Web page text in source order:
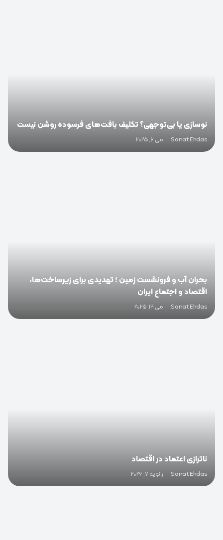
نوسازی یا بی‌توجهی؟ تکلیف بافت‌های فرسوده روشن نیست
Sanat Ehdas
· می 6, 2025
بحران آب و فرونشست زمین ؛ تهدیدی برای زیرساخت‌ها،
اقتصاد و اجتماع ایران
Sanat Ehdas
· می 14, 2025
ناترازی اعتماد در اقتصاد
Sanat Ehdas
· ژانویه 7, 2026